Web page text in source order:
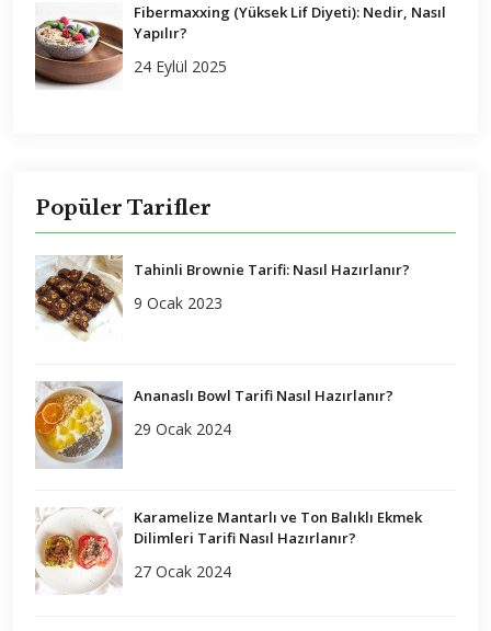
Fibermaxxing (Yüksek Lif Diyeti): Nedir, Nasıl
Yapılır?
24 Eylül 2025
Popüler Tarifler
Tahinli Brownie Tarifi: Nasıl Hazırlanır?
9 Ocak 2023
Ananaslı Bowl Tarifi Nasıl Hazırlanır?
29 Ocak 2024
Karamelize Mantarlı ve Ton Balıklı Ekmek
Dilimleri Tarifi Nasıl Hazırlanır?
27 Ocak 2024